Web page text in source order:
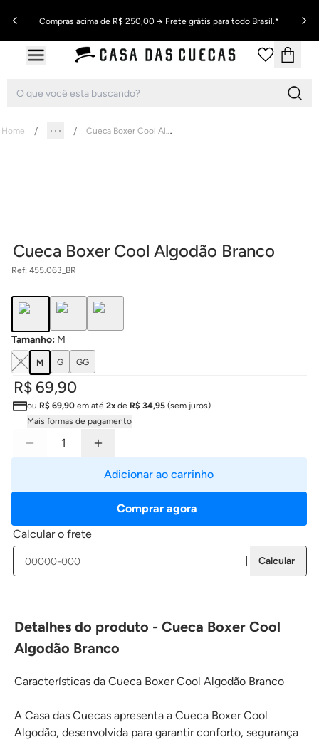
Compras acima de R$ 250,00 → Frete grátis para todo Brasil.*
Home Cueca Boxer Cool Algodão Branco
Cueca Boxer Cool Algodão Branco
Ref: 455.063_BR
Tamanho: M
P M G GG
R$ 69,90
ou R$ 69,90em até 2xde R$ 34,95(sem juros)
Mais formas de pagamento
Comprar agora
Adicionar ao carrinho
Calcular o frete
Calcular
Detalhes do produto - Cueca Boxer Cool
Algodão Branco
Características da Cueca Boxer Cool Algodão Branco
A Casa das Cuecas apresenta a Cueca Boxer Cool
Algodão, desenvolvida para garantir conforto, segurança